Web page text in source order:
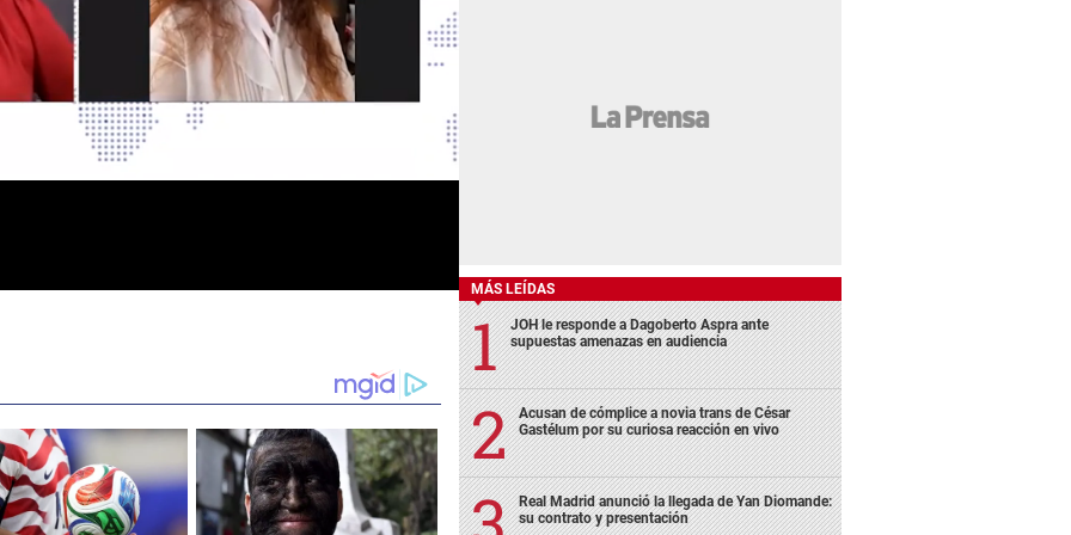
MÁS LEÍDAS
JOH le responde a Dagoberto Aspra ante
supuestas amenazas en audiencia
Acusan de cómplice a novia trans de César
Gastélum por su curiosa reacción en vivo
Real Madrid anunció la llegada de Yan Diomande:
su contrato y presentación